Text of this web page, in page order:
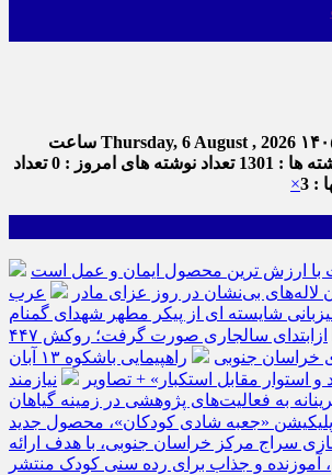
Thursday, 6 August , 2026 ساعت
ها : 1301 تعداد نوشته های امروز : 0
تعداد
: 3
×
با ارزش ترین محصول ایمان و عمل است
لاله‌های بی‌نشان در روز عزای مادر
عرب
میزبانی شایسته ای از پیکر مطهر شهدای گمنام
ازابتدای سالجاری صورت گرفت؛ روکش ۴۴۷
خراسان جنوبی
راهپیمایی باشکوه ۱۳ آبان
و استوار مقابل استکبار» + تصاویر
نیازمند
به فعالیت‌های پژوهشی در زمینه گیاهان
اپلیکیشن «جعبه شادی کودکان»، محصول جدید
سراج مرکز خراسان جنوبی، با هدف ارائه
آموزنده و جذاب برای رده سنی کودک منتشر